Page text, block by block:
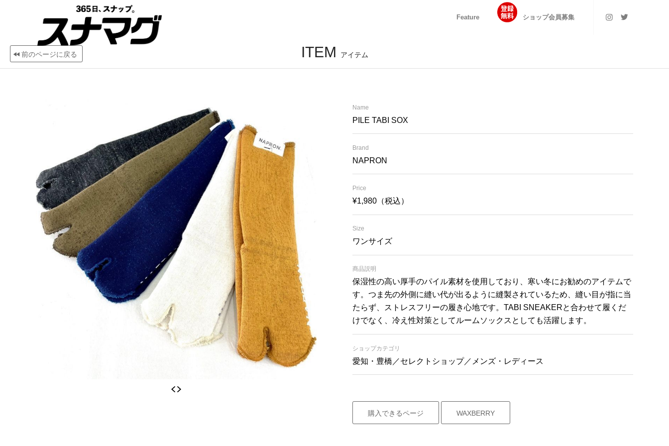
Feature ショップ会員募集
前のページに戻る ITEM アイテム
Name
PILE TABI SOX
Brand
NAPRON
Price
¥1,980（税込）
Size
ワンサイズ
商品説明
保湿性の高い厚手のパイル素材を使用しており、寒い冬にお勧めのアイテムで
す。つま先の外側に縫い代が出るように縫製されているため、縫い目が指に当
たらず、ストレスフリーの履き心地です。TABI SNEAKERと合わせて履くだ
けでなく、冷え性対策としてルームソックスとしても活躍します。
ショップカテゴリ
愛知・豊橋／セレクトショップ／メンズ・レディース
購入できるページ WAXBERRY